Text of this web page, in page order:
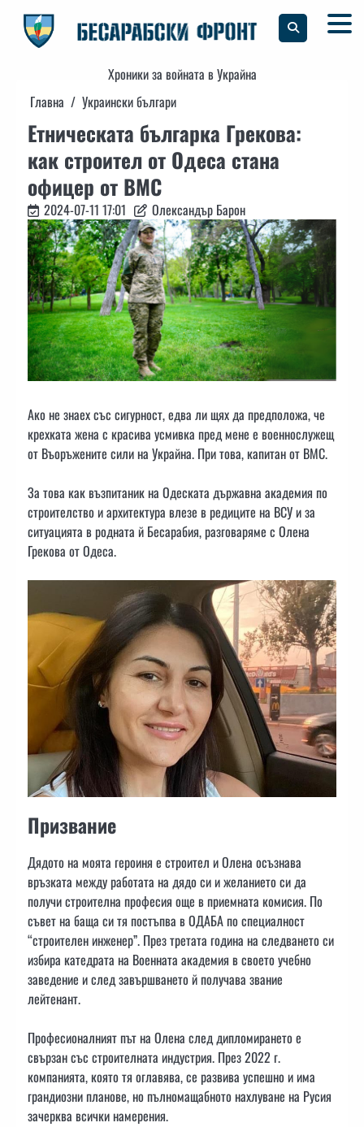
content
Хроники за войната в Украйна
Главна
Украински българи
Етническата българка Грекова:
как строител от Одеса стана
офицер от ВМС
2024-07-11 17:01 Олександър Барон
Ако не знаех със сигурност, едва ли щях да предположа, че
крехката жена с красива усмивка пред мене е военнослужещ
от Въоръжените сили на Украйна. При това, капитан от ВМС.
За това как възпитаник на Одеската държавна академия по
строителство и архитектура влезе в редиците на ВСУ и за
ситуацията в родната й Бесарабия, разговаряме с Олена
Грекова от Одеса.
Призвание
Дядото на моята героиня е строител и Олена осъзнава
връзката между работата на дядо си и желанието си да
получи строителна професия още в приемната комисия. По
съвет на баща си тя постъпва в ОДАБА по специалност
“строителен инженер”. През третата година на следването си
избира катедрата на Военната академия в своето учебно
заведение и след завършването й получава звание
лейтенант.
Професионалният път на Олена след дипломирането е
свързан със строителната индустрия. През 2022 г.
компанията, която тя оглавява, се развива успешно и има
грандиозни планове, но пълномащабното нахлуване на Русия
зачерква всички намерения.